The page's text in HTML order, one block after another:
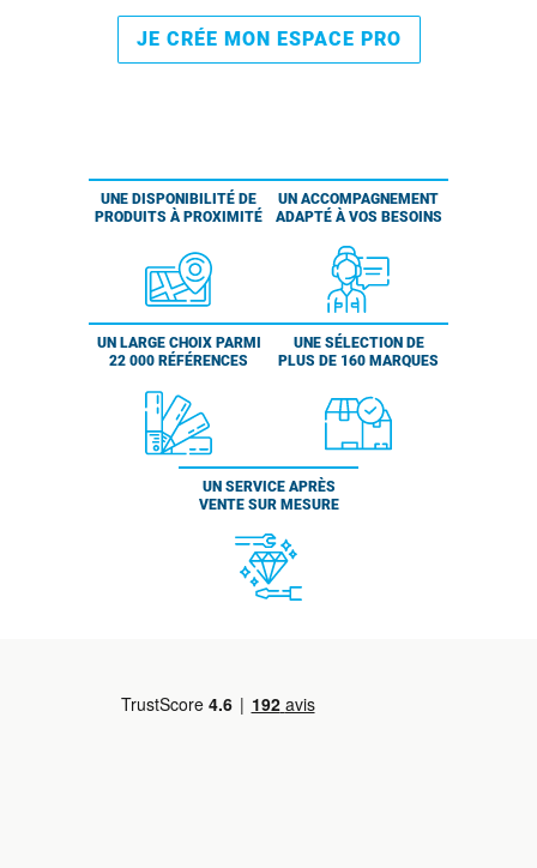
JE CRÉE MON ESPACE PRO
UNE DISPONIBILITÉ DE
PRODUITS À PROXIMITÉ
UN ACCOMPAGNEMENT
ADAPTÉ À VOS BESOINS
UN LARGE CHOIX PARMI
22 000 RÉFÉRENCES
UNE SÉLECTION DE
PLUS DE 160 MARQUES
UN SERVICE APRÈS
VENTE SUR MESURE